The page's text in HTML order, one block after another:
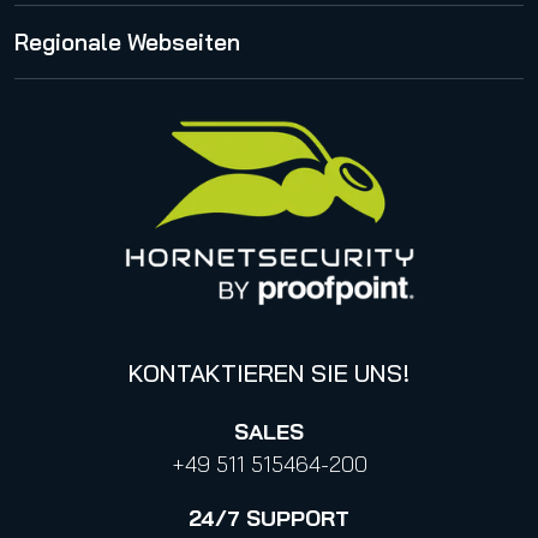
Karriere
Online Events & Webinare
Proofpoint Statement zum CLOUD Act
Impressum
Datenschutzhinweise für Bewerbungen
Regionale Webseiten
KONTAKTIEREN SIE UNS!
SALES
+49 511 515464-200
24/7 SUPPORT